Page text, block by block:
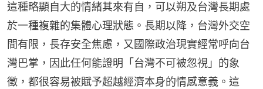
這種略顯自大的情緒其來有自，可以朔及台灣長期處
於一種複雜的集體心理狀態。長期以降，台灣外交空
間有限，長存安全焦慮，又國際政治現實經常呼向台
灣巴掌，因此任何能證明「台灣不可被忽視」的象
徵，都很容易被賦予超越經濟本身的情感意義。這